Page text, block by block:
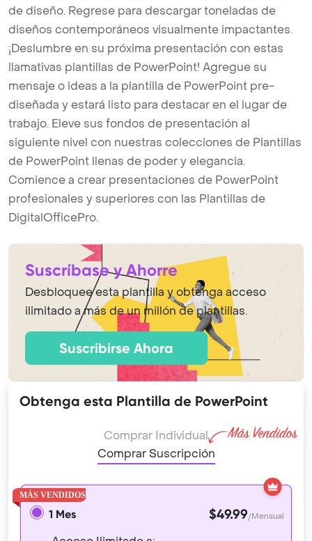
de diseño. Regrese para descargar toneladas de
diseños contemporáneos visualmente impactantes.
¡Deslumbre en su próxima presentación con estas
llamativas plantillas de PowerPoint! Agregue su
mensaje o ideas a la plantilla de PowerPoint pre-
diseñada y estará listo para destacar en el lugar de
trabajo. Eleve sus fondos de presentación al
siguiente nivel con nuestras colecciones de Plantillas
de PowerPoint llenas de poder y elegancia.
Comience a crear presentaciones de PowerPoint
profesionales y superiores con las Plantillas de
DigitalOfficePro.
Suscríbase y Ahorre
Desbloquee esta plantilla y obtenga acceso
ilimitado a más de un millón de plantillas.
Suscribirse Ahora
Obtenga esta Plantilla de PowerPoint
Comprar Individual
Comprar Suscripción
1 Mes $49.99/Mensual